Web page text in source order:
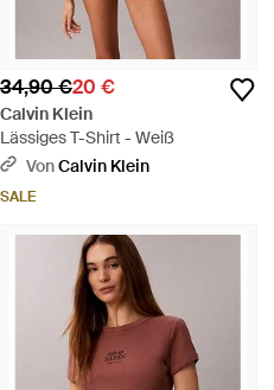
34,90 €20 €
Calvin Klein
Lässiges T-Shirt - Weiß
VonCalvin Klein
SALE